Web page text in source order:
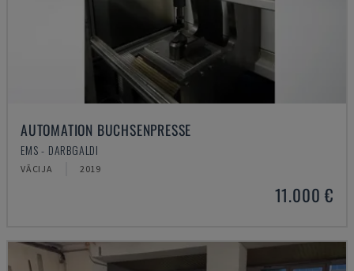
AUTOMATION BUCHSENPRESSE
EMS - DARBGALDI
VĀCIJA 2019
11.000 €